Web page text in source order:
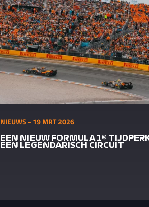
NIEUWS - 19 MRT 2026
EEN NIEUW FORMULA 1®
EEN LEGENDARISCH CIRCUIT